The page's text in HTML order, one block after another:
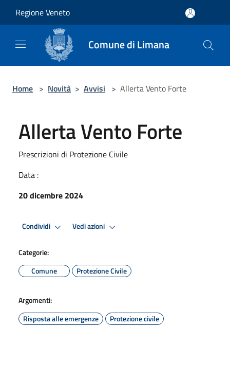
Regione Veneto
Comune di Limana
Home > Novità > Avvisi > Allerta Vento Forte
Allerta Vento Forte
Prescrizioni di Protezione Civile
Data :
20 dicembre 2024
Condividi Vedi azioni
Categorie:
Comune
Protezione Civile
Argomenti:
Risposta alle emergenze
Protezione civile